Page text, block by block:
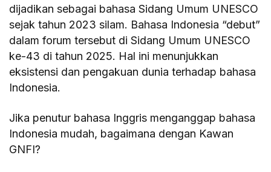
dijadikan sebagai bahasa Sidang Umum UNESCO
sejak tahun 2023 silam. Bahasa Indonesia “debut”
dalam forum tersebut di Sidang Umum UNESCO
ke-43 di tahun 2025. Hal ini menunjukkan
eksistensi dan pengakuan dunia terhadap bahasa
Indonesia.
Jika penutur bahasa Inggris menganggap bahasa
Indonesia mudah, bagaimana dengan Kawan
GNFI?